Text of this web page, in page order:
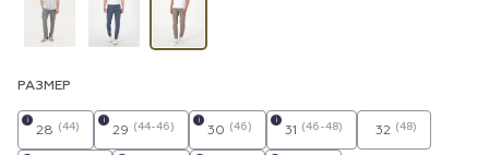
РАЗМЕР
28 (44)
i
29 (44-46)
i
30 (46)
i
31 (46-48)
i
32 (48)